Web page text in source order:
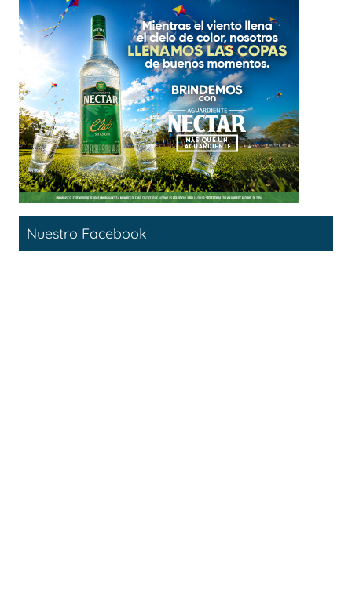
Nuestro Facebook